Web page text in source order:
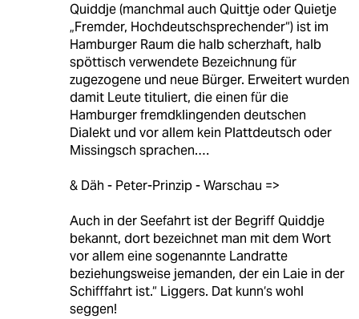
Quiddje (manchmal auch Quittje oder Quietje
„Fremder, Hochdeutschsprechender“) ist im
Hamburger Raum die halb scherzhaft, halb
spöttisch verwendete Bezeichnung für
zugezogene und neue Bürger. Erweitert wurden
damit Leute tituliert, die einen für die
Hamburger fremdklingenden deutschen
Dialekt und vor allem kein Plattdeutsch oder
Missingsch sprachen.…
& Däh - Peter-Prinzip - Warschau =>
Auch in der Seefahrt ist der Begriff Quiddje
bekannt, dort bezeichnet man mit dem Wort
vor allem eine sogenannte Landratte
beziehungsweise jemanden, der ein Laie in der
Schifffahrt ist.“ Liggers. Dat kunn‘s wohl
seggen!